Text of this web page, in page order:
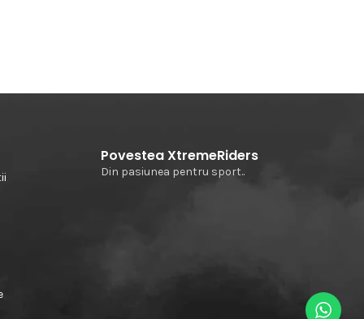
Povestea XtremeRiders
Din pasiunea pentru sport..